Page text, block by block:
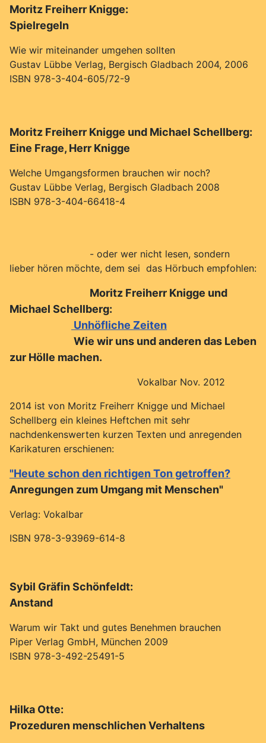
Moritz Freiherr Knigge:
Spielregeln
Wie wir miteinander umgehen sollten
Gustav Lübbe Verlag, Bergisch Gladbach 2004, 2006
ISBN 978-3-404-605/72-9
Moritz Freiherr Knigge und Michael Schellberg:
Eine Frage, Herr Knigge
Welche Umgangsformen brauchen wir noch?
Gustav Lübbe Verlag, Bergisch Gladbach 2008
ISBN 978-3-404-66418-4
- oder wer nicht lesen, sondern
lieber hören möchte, dem sei das Hörbuch empfohlen:
Moritz Freiherr Knigge und
Michael Schellberg:
Unhöfliche Zeiten
Wie wir uns und anderen das Leben
zur Hölle machen.
Vokalbar Nov. 2012
2014 ist von Moritz Freiherr Knigge und Michael
Schellberg ein kleines Heftchen mit sehr
nachdenkenswerten kurzen Texten und anregenden
Karikaturen erschienen:
"Heute schon den richtigen Ton getroffen?
Anregungen zum Umgang mit Menschen"
Verlag: Vokalbar
ISBN 978-3-93969-614-8
Sybil Gräfin Schönfeldt:
Anstand
Warum wir Takt und gutes Benehmen brauchen
Piper Verlag GmbH, München 2009
ISBN 978-3-492-25491-5
Hilka Otte:
Prozeduren menschlichen Verhaltens